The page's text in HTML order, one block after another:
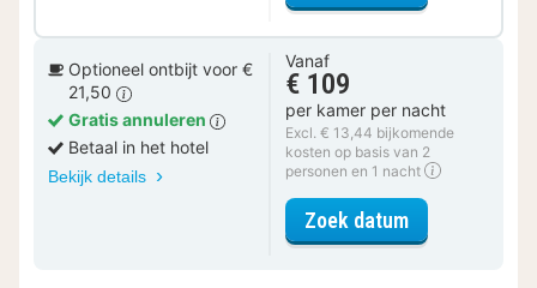
Optioneel ontbijt voor €
21,50
Gratis annuleren
Betaal in het hotel
Bekijk details
Vanaf
€ 109
per kamer per nacht
Excl. € 13,44 bijkomende
kosten op basis van 2
personen en 1 nacht
Zoek datumvoor